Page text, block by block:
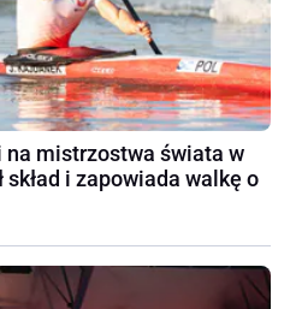
mistrzostwa świata w
skład i zapowiada walkę o